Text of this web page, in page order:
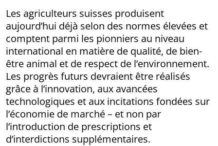
Les agriculteurs suisses produisent
aujourd’hui déjà selon des normes élevées et
comptent parmi les pionniers au niveau
international en matière de qualité, de bien-
être animal et de respect de l’environnement.
Les progrès futurs devraient être réalisés
grâce à l’innovation, aux avancées
technologiques et aux incitations fondées sur
l’économie de marché – et non par
l’introduction de prescriptions et
d’interdictions supplémentaires.